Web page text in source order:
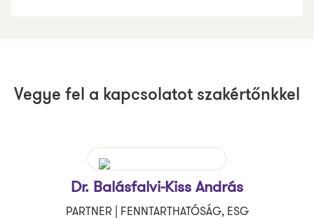
Vegye fel a kapcsolatot szakértőnkkel
Dr. Balásfalvi-Kiss András
PARTNER | FENNTARTHATÓSÁG, ESG